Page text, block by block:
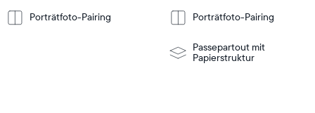
Porträtfoto-Pairing Porträtfoto-Pairing
Passepartout mit
Papierstruktur
wall-